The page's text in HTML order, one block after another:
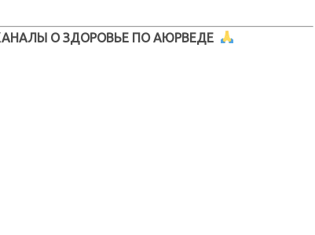
О ЗДОРОВЬЕ ПО АЮРВЕДЕ